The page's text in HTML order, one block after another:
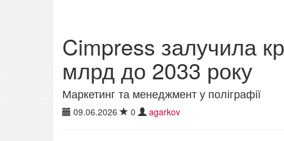
Cimpress залучила
млрд до 2033 року
Маркетинг та менеджмент у поліграфії
09.06.2026 0 agarkov